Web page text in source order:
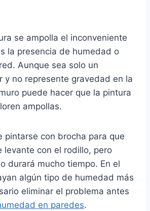
se ampolla el inconveniente
la presencia de humedad o
Aunque sea solo un
y no represente gravedad en la
puede hacer que la pintura
ampollas.
pintarse con brocha para que
levante con el rodillo, pero
durará mucho tiempo. En el
algún tipo de humedad más
eliminar el problema antes
en paredes.